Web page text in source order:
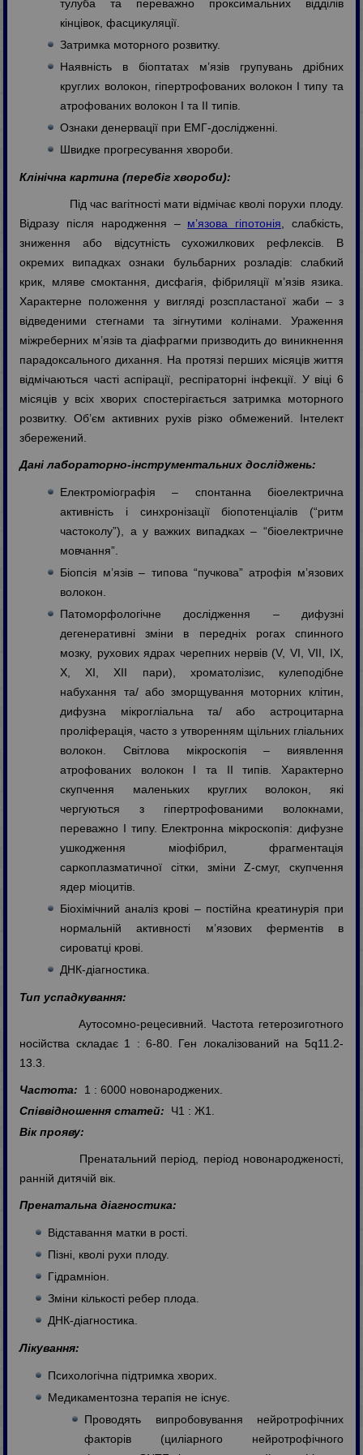
тулуба та переважно проксимальних відділів
кінцівок, фасцикуляції.
Затримка моторного розвитку.
Наявність в біоптатах м’язів групувань дрібних
круглих волокон, гіпертрофованих волокон І типу та
атрофованих волокон І та ІІ типів.
Ознаки денервації при ЕМГ-дослідженні.
Швидке прогресування хвороби.
Клінічна картина (перебіг хвороби):
Під час вагітності мати відмічає кволі порухи плоду.
Відразу після народження – м’язова гіпотонія, слабкість,
зниження або відсутність сухожилкових рефлексів. В
окремих випадках ознаки бульбарних розладів: слабкий
крик, мляве смоктання, дисфагія, фібриляції м’язів язика.
Характерне положення у вигляді розспластаної жаби – з
відведеними стегнами та зігнутими колінами. Ураження
міжреберних м’язів та діафрагми призводить до виникнення
парадоксального дихання. На протязі перших місяців життя
відмічаються часті аспірації, респіраторні інфекції. У віці 6
місяців у всіх хворих спостерігається затримка моторного
розвитку. Об’єм активних рухів різко обмежений. Інтелект
збережений.
Дані лабораторно-інструментальних досліджень:
Електроміографія – спонтанна біоелектрична
активність і синхронізації біопотенціалів (“ритм
частоколу”), а у важких випадках – “біоелектричне
мовчання”.
Біопсія м’язів – типова “пучкова” атрофія м’язових
волокон.
Патоморфологічне дослідження – дифузні
дегенеративні зміни в передніх рогах спинного
мозку, рухових ядрах черепних нервів (V, VI, VII, IX,
X, XI, XII пари), хроматолізис, кулеподібне
набухання та/ або зморщування моторних клітин,
дифузна мікрогліальна та/ або астроцитарна
проліферація, часто з утворенням щільних гліальних
волокон. Світлова мікроскопія – виявлення
атрофованих волокон І та ІІ типів. Характерно
скупчення маленьких круглих волокон, які
чергуються з гіпертрофованими волокнами,
переважно І типу. Електронна мікроскопія: дифузне
ушкодження міофібрил, фрагментація
саркоплазматичної сітки, зміни Z-смуг, скупчення
ядер міоцитів.
Біохімічний аналіз крові – постійна креатинурія при
нормальній активності м’язових ферментів в
сироватці крові.
ДНК-діагностика.
Тип успадкування:
Аутосомно-рецесивний. Частота гетерозиготного
носійства складає 1 : 6-80. Ген локалізований на 5q11.2-
13.3.
Частота:
1 : 6000 новонароджених.
Співвідношення статей:
Ч1 : Ж1.
Вік прояву:
Пренатальний період, період новонародженості,
ранній дитячій вік.
Пренатальна діагностика:
Відставання матки в рості.
Пізні, кволі рухи плоду.
Гідрамніон.
Зміни кількості ребер плода.
ДНК-діагностика.
Лікування:
Психологічна підтримка хворих.
Медикаментозна терапія не існує.
Проводять випробовування нейротрофічних
факторів (циліарного нейротрофічного